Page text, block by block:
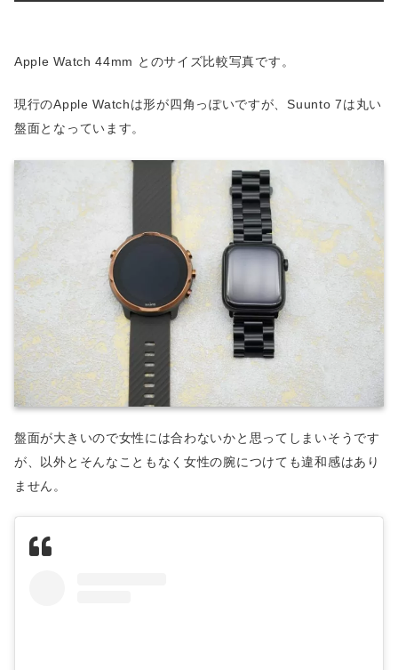
Apple Watch 44mm とのサイズ比較写真です。
現行のApple Watchは形が四角っぽいですが、Suunto 7は丸い
盤面となっています。
盤面が大きいので女性には合わないかと思ってしまいそうです
が、以外とそんなこともなく女性の腕につけても違和感はあり
ません。